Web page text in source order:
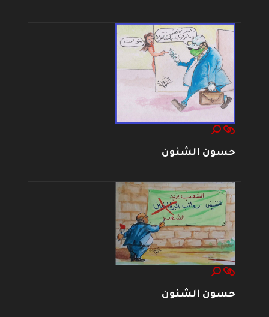
حسون الشنون
حسون الشنون